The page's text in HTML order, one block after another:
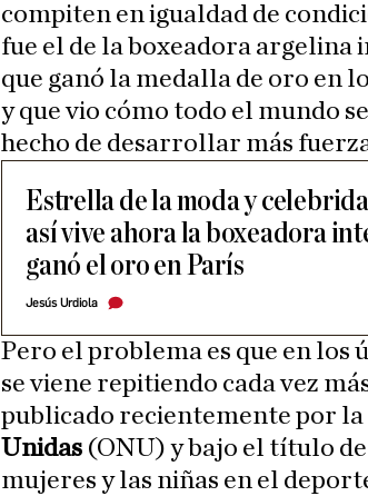
compiten en igualdad de
fue el de la boxeadora argelina
que ganó la medalla de oro en
y que vio cómo todo el mundo
hecho de desarrollar más
Estrella de la moda y
así vive ahora la boxeadora
ganó el oro en París
Jesús Urdiola
Pero el problema es que en los
se viene repitiendo cada vez
publicado recientemente por la
Unidas (ONU) y bajo el título
mujeres y las niñas en el